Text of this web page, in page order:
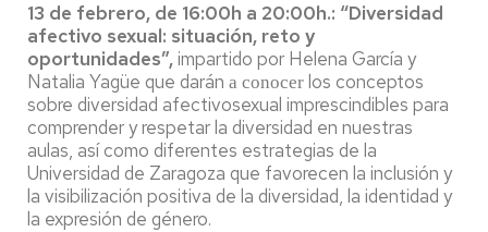
13 de febrero, de 16:00h a 20:00h.: “Diversidad
afectivo sexual: situación, reto y
oportunidades”,impartido por Helena García y
Natalia Yagüe que darán a conocer los conceptos
sobre diversidad afectivosexual imprescindibles para
comprender y respetar la diversidad en nuestras
aulas, así como diferentes estrategias de la
Universidad de Zaragoza que favorecen la inclusión y
la visibilización positiva de la diversidad, la identidad y
la expresión de género.